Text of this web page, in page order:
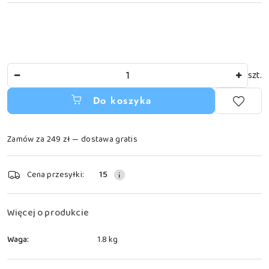
szt.
Do koszyka
Zamów za 249 zł — dostawa gratis
i
dostawa
Cena przesyłki: 15
Więcej o produkcie
Waga: 1.8 kg